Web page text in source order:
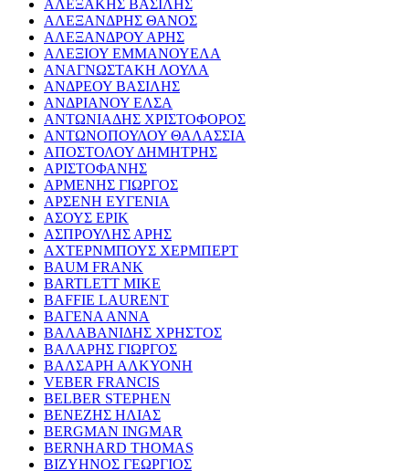
ΑΛΕΞΑΚΗΣ ΒΑΣΙΛΗΣ
ΑΛΕΞΑΝΔΡΗΣ ΘΑΝΟΣ
ΑΛΕΞΑΝΔΡΟΥ ΑΡΗΣ
ΑΛΕΞΙΟΥ ΕΜΜΑΝΟΥΕΛΑ
ΑΝΑΓΝΩΣΤΑΚΗ ΛΟΥΛΑ
ΑΝΔΡΕΟΥ ΒΑΣΙΛΗΣ
ΑΝΔΡΙΑΝΟΥ ΕΛΣΑ
ΑΝΤΩΝΙΑΔΗΣ ΧΡΙΣΤΟΦΟΡΟΣ
ΑΝΤΩΝΟΠΟΥΛΟΥ ΘΑΛΑΣΣΙΑ
ΑΠΟΣΤΟΛΟΥ ΔΗΜΗΤΡΗΣ
ΑΡΙΣΤΟΦΑΝΗΣ
ΑΡΜΕΝΗΣ ΓΙΩΡΓΟΣ
ΑΡΣΕΝΗ ΕΥΓΕΝΙΑ
ΑΣΟΥΣ ΕΡΙΚ
ΑΣΠΡΟΥΛΗΣ ΑΡΗΣ
ΑΧΤΕΡΝΜΠΟΥΣ ΧΕΡΜΠΕΡΤ
BAUM FRANK
BARTLETT MIKE
BAFFIE LAURENT
ΒΑΓΕΝΑ ΑΝΝΑ
ΒΑΛΑΒΑΝΙΔΗΣ ΧΡΗΣΤΟΣ
ΒΑΛΑΡΗΣ ΓΙΩΡΓΟΣ
ΒΑΛΣΑΡΗ ΑΛΚΥΟΝΗ
VEBER FRANCIS
BELBER STEPHEN
ΒΕΝΕΖΗΣ ΗΛΙΑΣ
BERGMAN INGMAR
BERNHARD THOMAS
ΒΙΖΥΗΝΟΣ ΓΕΩΡΓΙΟΣ